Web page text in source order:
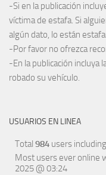
-Si en la publicación
víctima de estafa. Si
algún dato, lo están
-Por favor no ofrezca
-En la publicación incluya
robado su vehículo.
USUARIOS EN LINEA
Total 984 users including
Most users ever online
2025 @ 03:24